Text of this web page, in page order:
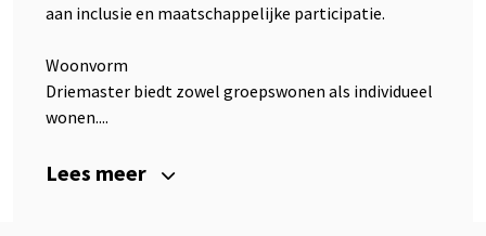
aan inclusie en maatschappelijke participatie.
Woonvorm
Driemaster biedt zowel groepswonen als individueel
wonen....
Lees meer